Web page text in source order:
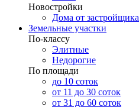
Новостройки
Дома от застройщика
Земельные участки
По-классу
Элитные
Недорогие
По площади
до 10 соток
от 11 до 30 соток
от 31 до 60 соток